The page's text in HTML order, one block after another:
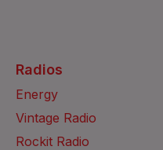
Radios
Energy
Vintage Radio
Rockit Radio